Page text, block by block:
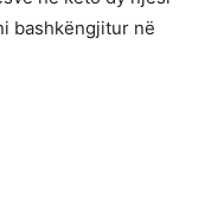
bashkëngjitur në